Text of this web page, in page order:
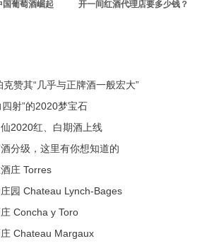
国葡萄酒崛起
开一间红酒代理店要多少钱？
赞其“几乎与正牌酒一般宏大”
射”的2020梦宝石
2020红、白期酒上线
分级，这里有你想知道的
庄 Torres
园 Chateau Lynch-Bages
Concha y Toro
Chateau Margaux